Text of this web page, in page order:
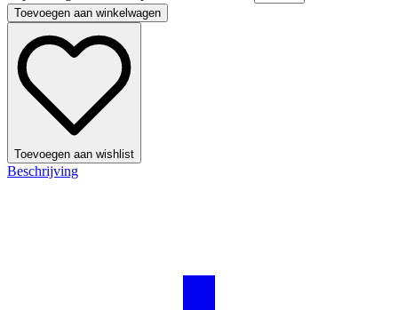
Toevoegen aan winkelwagen
Toevoegen aan wishlist
Beschrijving